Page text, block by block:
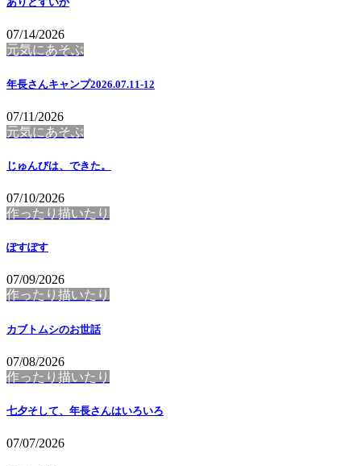
07/14/2026
元気にあそぶ
年長さんキャンプ2026.07.11-12
07/11/2026
元気にあそぶ
じゅんびは、できた。
07/10/2026
作ったり描いたり
ぽすぽす
07/09/2026
作ったり描いたり
カブトムシのお世話
07/08/2026
作ったり描いたり
七夕そして、年長さんはいろいろ
07/07/2026